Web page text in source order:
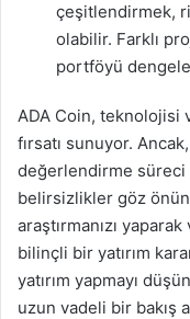
çeşitlendirmek,
olabilir. Farklı
portföyü
ADA Coin, teknolojisi
fırsatı sunuyor.
değerlendirme süreci
belirsizlikler göz
araştırmanızı
bilinçli bir yatırım
yatırım yapmayı
uzun vadeli bir bakış